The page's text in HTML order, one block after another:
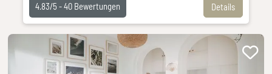
Details
4.83/5 -40 Bewertungen